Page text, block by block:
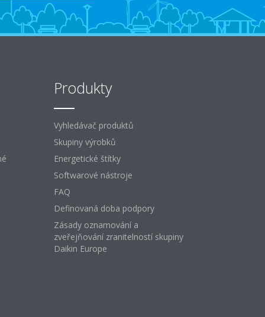
Produkty
Vyhledávač produktů
Skupiny výrobků
Energetické štítky
Softwarové nástroje
FAQ
Definovaná doba podpory
Zásady oznamování a
zveřejňování zranitelností skupiny
Daikin Europe